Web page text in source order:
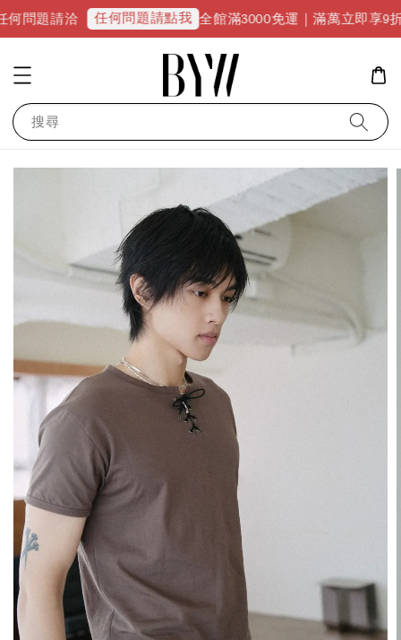
任何問題請點我 全館滿3000免運｜滿萬立即享9折優惠並升級
搜尋